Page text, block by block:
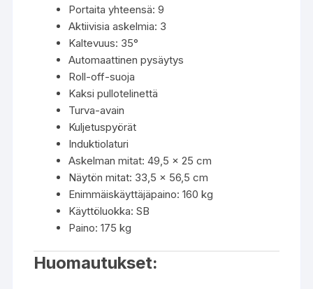
Portaita yhteensä: 9
Aktiivisia askelmia: 3
Kaltevuus: 35°
Automaattinen pysäytys
Roll-off-suoja
Kaksi pullotelinettä
Turva-avain
Kuljetuspyörät
Induktiolaturi
Askelman mitat: 49,5 × 25 cm
Näytön mitat: 33,5 × 56,5 cm
Enimmäiskäyttäjäpaino: 160 kg
Käyttöluokka: SB
Paino: 175 kg
Huomautukset: